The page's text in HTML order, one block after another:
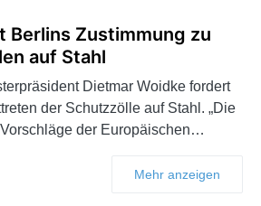
Berlins Zustimmung zu
auf Stahl
Dietmar Woidke fordert
der Schutzzölle auf Stahl. „Die
der Europäischen…
Mehr anzeigen